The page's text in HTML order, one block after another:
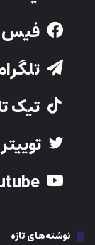
فیس
تیک
توییتر
نوشته‌های تازه